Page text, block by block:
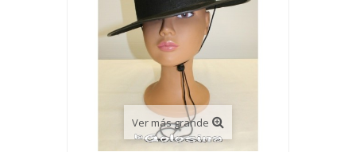
Ver más grande